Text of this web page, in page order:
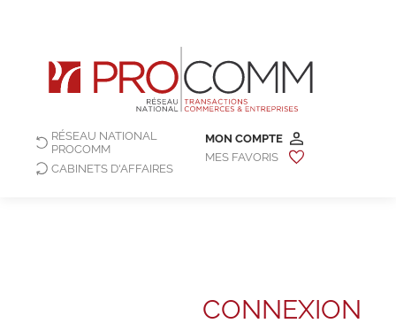
MON COMPTE
MES FAVORIS
RÉSEAU NATIONAL
PROCOMM
CABINETS D'AFFAIRES
CONNEXION